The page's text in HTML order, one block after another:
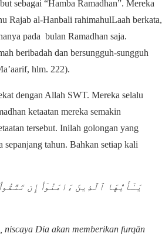
sebagai “Hamba Ramadhan”. Mereka
Rajab al-Hanbali rahimahulLaah berkata,
pada bulan Ramadhan saja.
beribadah dan bersungguh-sungguh
hlm. 222).
dengan Allah SWT. Mereka selalu
ketaatan mereka semakin
tersebut. Inilah golongan yang
sepanjang tahun. Bahkan setiap kali
يَـٰٓأَيُّهَا ٱلَّذِينَ ءَامَنُوٓا۟ إِن
Dia akan memberikan furqān